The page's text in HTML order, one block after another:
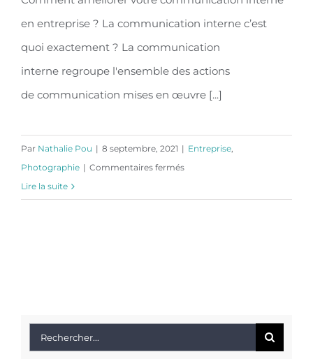
entreprise ?
en entreprise ? La communication interne c’est
quoi exactement ? La communication
interne regroupe l'ensemble des actions
de communication mises en œuvre [...]
Par Nathalie Pou | 8 septembre, 2021 | Entreprise,
Photographie | Commentaires ferméssur
Lire la suite
Rechercher: